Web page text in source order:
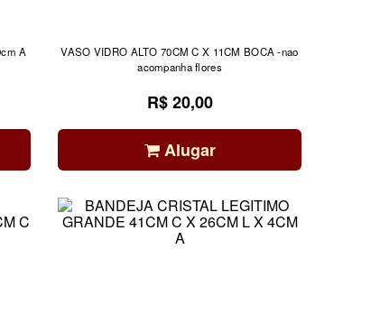
A
VASO VIDRO ALTO 70CM C X 11CM BOCA -nao
acompanha flores
R$ 20,00
Alugar